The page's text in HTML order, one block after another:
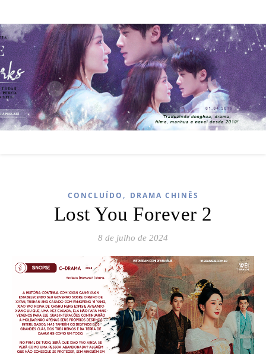
CONCLUÍDO , DRAMA CHINÊS
Lost You Forever 2
8 de julho de 2024